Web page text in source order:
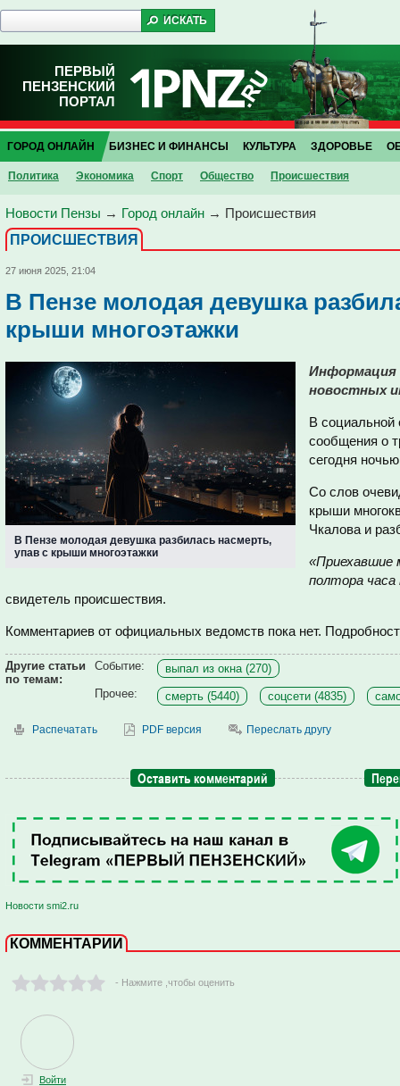
ПЕРВЫЙ
ПЕНЗЕНСКИЙ
ПОРТАЛ
ГОРОД ОНЛАЙН
Политика Экономика Спорт Общество Проиcшествия
БИЗНЕС И ФИНАНСЫ КУЛЬТУРА ЗДОРОВЬЕ
Новости Пензы → Город онлайн → Проиcшествия
ПРОИCШЕСТВИЯ
27 июня 2025, 21:04
В Пензе молодая девушка
крыши многоэтажки
В Пензе молодая девушка разбилась насмерть,
упав с крыши многоэтажки
Информация
новостных
В социальной
сообщения о
сегодня
Со слов
крыши
Чкалова и
«Приехавшие
полтора часа
свидетель происшествия.
Комментариев от официальных ведомств пока нет.
Другие статьи
по темам:
Событие:
выпал из окна (270)
Прочее:
смерть (5440) соцсети (4835)
Распечатать PDF версия Переслать другу
Оставить комментарий
Новости smi2.ru
КОММЕНТАРИИ
- Нажмите ,чтобы оценить
Войти